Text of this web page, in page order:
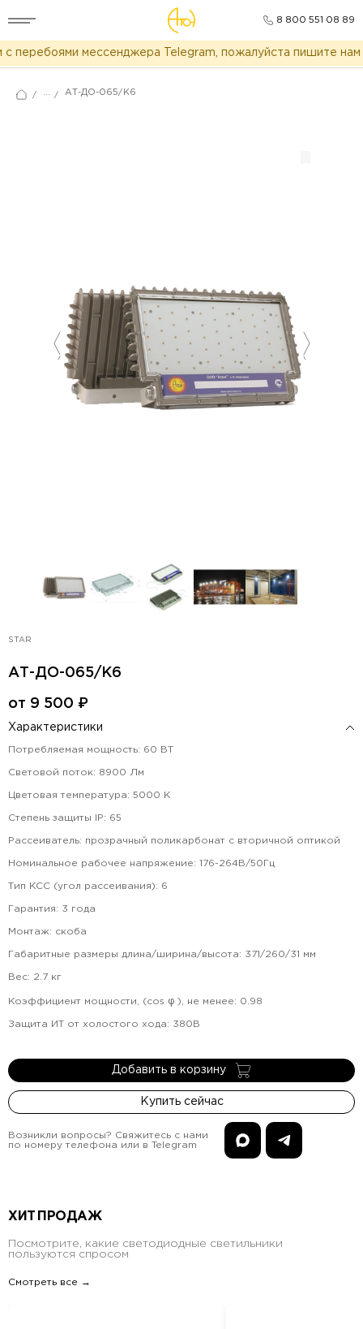
8 800 551 08 89
мессенджера Telegram, пожалуйста пишите нам в
/ ... / АТ-ДО-065/K6
STAR
АТ-ДО-065/K6
от 9 500 ₽
Характеристики
Потребляемая мощность: 60 ВТ
Световой поток: 8900 Лм
Цветовая температура: 5000 К
Степень защиты IP: 65
Рассеиватель: прозрачный поликарбонат с вторичной оптикой
Номинальное рабочее напряжение: 176-264В/50Гц
Тип КСС (угол рассеивания): 6
Гарантия: 3 года
Монтаж: скоба
Габаритные размеры длина/ширина/высота: 371/260/31 мм
Вес: 2.7 кг
Коэффициент мощности, (cos φ ), не менее: 0.98
Защита ИТ от холостого хода: 380В
Добавить в корзину
Купить сейчас
Возникли вопросы? Свяжитесь с нами
по номеру телефона или в Telegram
ХИТ ПРОДАЖ
Посмотрите, какие светодиодные светильники
пользуются спросом
Смотреть все →